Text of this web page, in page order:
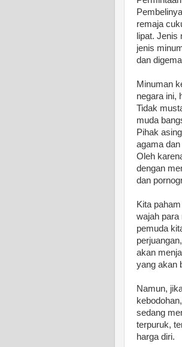
remaja
lipat.
jenis
dan
Minuman
negara ini,
Tidak
muda
Pihak
agama
Oleh
dengan
dan
Kita
wajah para
pemuda
akan
yang akan
Namun,
sedang
terpuruk,
harga diri.